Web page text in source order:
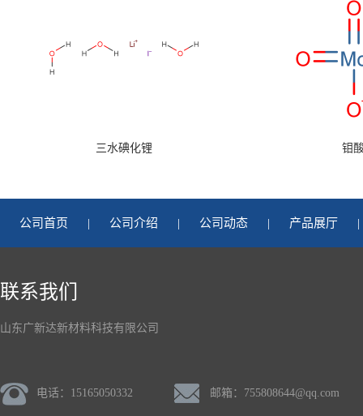
三水碘化锂 钼
公司首页 | 公司介绍 | 公司动态 | 产品展厅 |
联系我们
山东广新达新材料科技有限公司
电话：15165050332 邮箱： 755808644@qq.com